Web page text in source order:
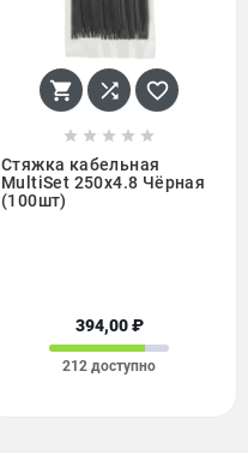
  
    
Стяжка кабельная
MultiSet 250х4.8 Чёрная
(100шт)
394,00 ₽
212 доступно